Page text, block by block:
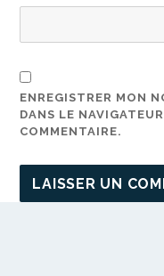
ENREGISTRER MON
DANS LE
COMMENTAIRE.